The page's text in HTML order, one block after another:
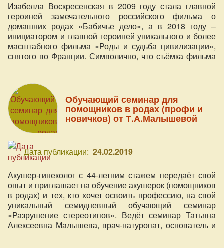
Изабелла Воскресенская в 2009 году стала главной
героиней замечательного российского фильма о
домашних родах «Бабичье дело», а в 2018 году –
инициатором и главной героиней уникального и более
масштабного фильма «Роды и судьба цивилизации»,
снятого во Франции. Символично, что съёмка фильма
Обучающий семинар для
помощников в родах (профи и
новичков) от Т.А.Малышевой
Дата публикации: 24.02.2019
Акушер-гинеколог с 44-летним стажем передаёт свой
опыт и приглашает на обучение акушерок (помощников
в родах) и тех, кто хочет освоить профессию, на свой
уникальный семидневный обучающий семинар
«Разрушение стереотипов». Ведёт семинар Татьяна
Алексеевна Малышева, врач-натуропат, основатель и